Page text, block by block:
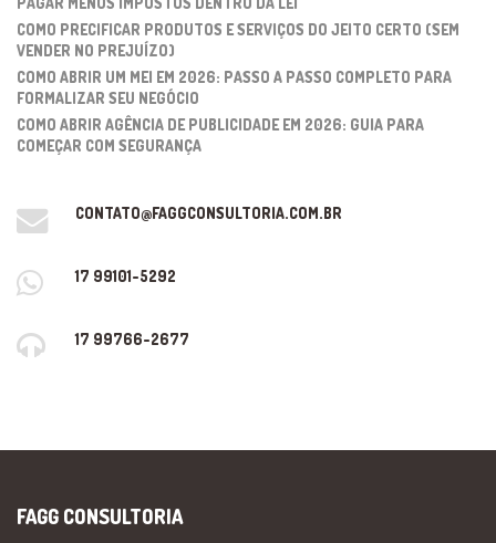
COMO PRECIFICAR PRODUTOS E SERVIÇOS DO JEITO CERTO (SEM
VENDER NO PREJUÍZO)
COMO ABRIR UM MEI EM 2026: PASSO A PASSO COMPLETO PARA
FORMALIZAR SEU NEGÓCIO
COMO ABRIR AGÊNCIA DE PUBLICIDADE EM 2026: GUIA PARA
COMEÇAR COM SEGURANÇA
CONTATO@FAGGCONSULTORIA.COM.BR
17 99101-5292
17 99766-2677
FAGG CONSULTORIA